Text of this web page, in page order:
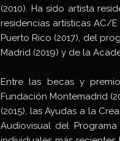
(2010). Ha sido artista
residencias artísticas AC/
Puerto Rico (2017), del
Madrid (2019) y de la
Entre las becas y
Fundación Montemadrid
(2015), las Ayudas a la
Audiovisual del